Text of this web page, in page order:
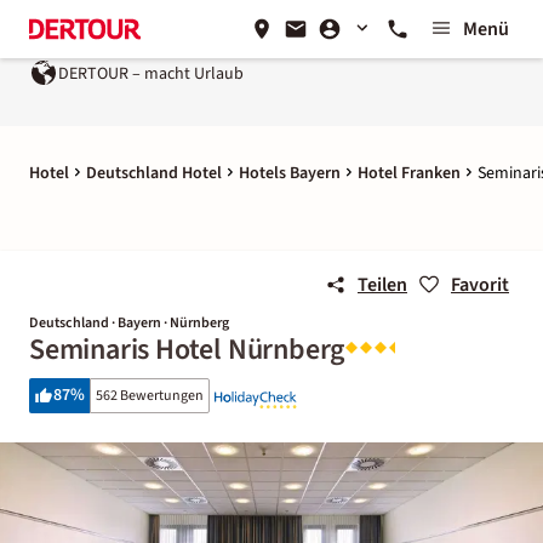
Menü
DERTOUR – macht Urlaub
Hotel Deutschland Hotel Hotels Bayern Hotel Franken
Teilen Favorit
Deutschland · Bayern · Nürnberg
Seminaris Hotel Nürnberg
87% 562 Bewertungen